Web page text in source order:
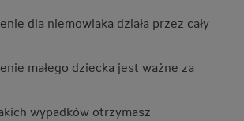
dla niemowlaka działa przez cały
małego dziecka jest ważne za
wypadków otrzymasz